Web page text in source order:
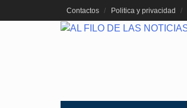
al
Contactos Politica y privacidad